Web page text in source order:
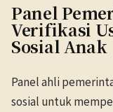
Panel
Verifikasi
Sosial Anak
Panel ahli
sosial untuk